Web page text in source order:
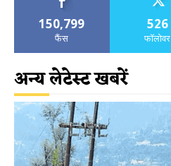
150,799
फैंस
526
फॉलोवर
अन्य लेटेस्ट खबरें